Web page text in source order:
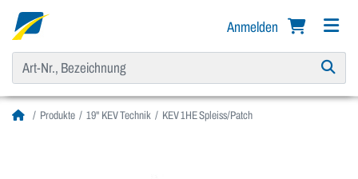
Anmelden
Produkte 19" KEV Technik KEV 1HE Spleiss/Patch